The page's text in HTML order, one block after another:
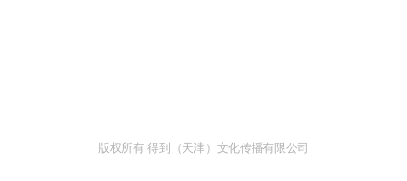
版权所有 得到（天津）文化传播有限公司